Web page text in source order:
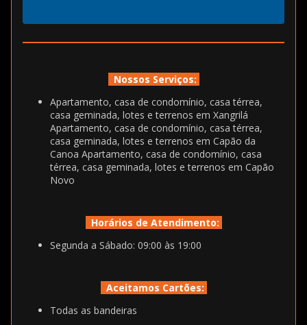
Nossos Serviços:
Apartamento, casa de condomínio, casa térrea,
casa geminada, lotes e terrenos em Xangrilá
Apartamento, casa de condomínio, casa térrea,
casa geminada, lotes e terrenos em Capão da
Canoa Apartamento, casa de condomínio, casa
térrea, casa geminada, lotes e terrenos em Capão
Novo
Horários de Atendimento:
Segunda a Sábado: 09:00 às 19:00
Aceitamos Cartões:
Todas as bandeiras